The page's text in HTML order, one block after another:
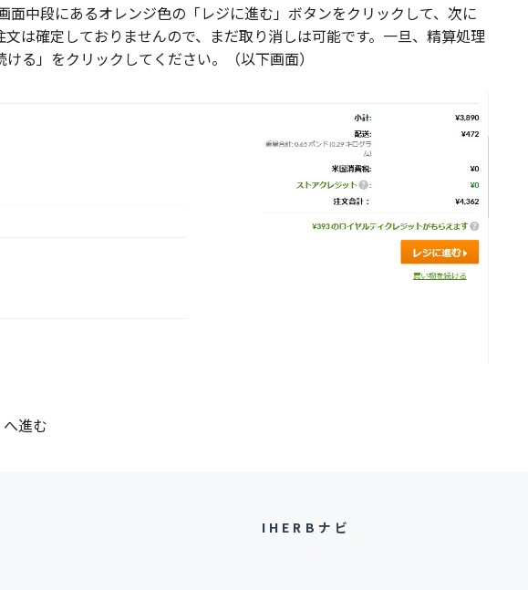
面中段にあるオレンジ色の「レジに進む」ボタンをクリックして、次に
は確定しておりませんので、まだ取り消しは可能です。一旦、精算処理
る」をクリックしてください。（以下画面）
へ進む
IHERBナビ